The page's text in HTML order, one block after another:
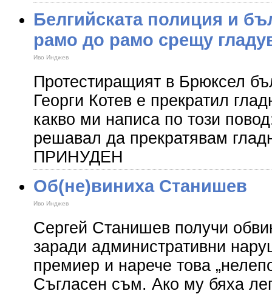
Белгийската полиция и
рамо до рамо срещу
Иво Инджев
Протестиращият в Брюксел
Георги Котев е прекратил
какво ми написа по този
решавал да прекратявам
ПРИНУДЕН
Об(не)виниха Станишев
Иво Инджев
Сергей Станишев получи
заради административни
премиер и нарече това
Съгласен съм. Ако му бяха